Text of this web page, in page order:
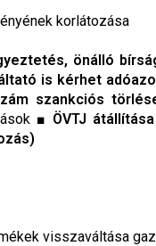
korlátozása
önálló
is kérhet
szankciós
■ ÖVTJ
visszaváltása